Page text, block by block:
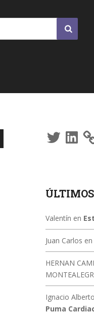
TwitterLinkedIn
Valentín en
Juan Carlos en
HERNAN
Ignacio
Puma